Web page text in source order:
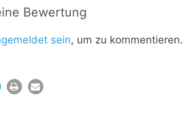
Bewertung
sein, um zu kommentieren.